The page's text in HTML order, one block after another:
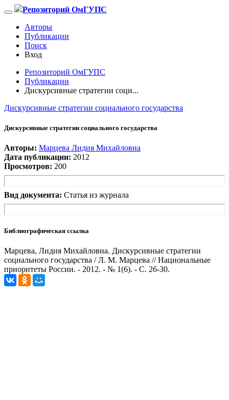
Репозиторий ОмГУПС
Авторы
Публикации
Поиск
Вход
Репозиторий ОмГУПС
Публикации
Дискурсивные стратегии соци...
Дискурсивные стратегии социального государства
Дискурсивные стратегии социального государства
Авторы: Марцева Лидия Михайловна
Дата публикации: 2012
Просмотров: 200
Вид документа: Статья из журнала
Библиографическая ссылка
Марцева, Лидия Михайловна. Дискурсивные стратегии
социального государства / Л. М. Марцева // Национальные
приоритеты России. - 2012. - № 1(6). - С. 26-30.